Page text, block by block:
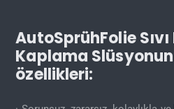
AutoSprühFolie
Kaplama
özellikleri: